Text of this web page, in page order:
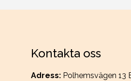
Kontakta oss
Adress: Polhemsvägen 13